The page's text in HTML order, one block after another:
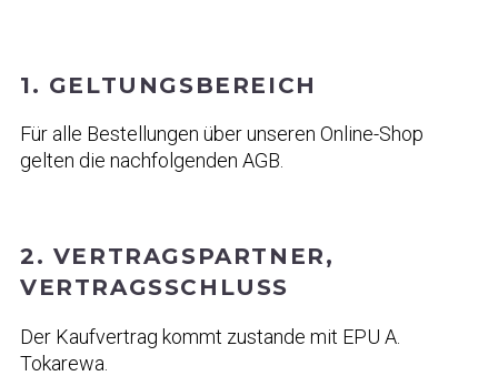
1. GELTUNGSBEREICH
Für alle Bestellungen über unseren Online-Shop
gelten die nachfolgenden AGB.
2. VERTRAGSPARTNER,
VERTRAGSSCHLUSS
Der Kaufvertrag kommt zustande mit EPU A.
Tokarewa.